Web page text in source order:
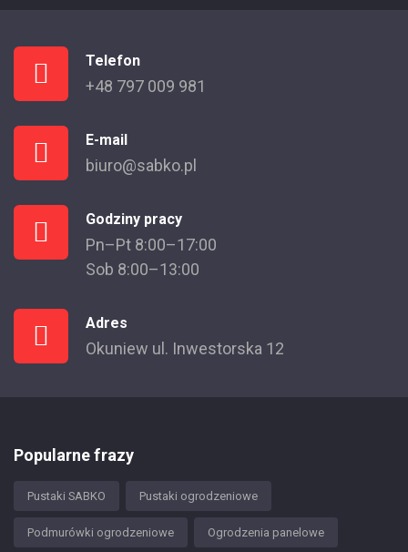
Telefon
+48 797 009 981
E-mail
biuro@sabko.pl
Godziny pracy
Pn–Pt 8:00–17:00
Sob 8:00–13:00
Adres
Okuniew ul. Inwestorska 12
Popularne frazy
Pustaki SABKO Pustaki ogrodzeniowe
Podmurówki ogrodzeniowe Ogrodzenia panelowe